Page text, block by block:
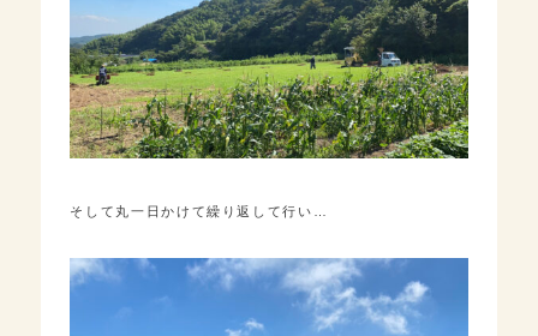
そして丸一日かけて繰り返して行い…